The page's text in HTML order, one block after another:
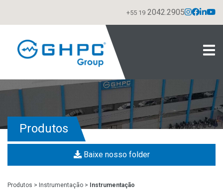
+55 19 2042.2905
Produtos
Baixe nosso folder
Produtos > Instrumentação > Instrumentação